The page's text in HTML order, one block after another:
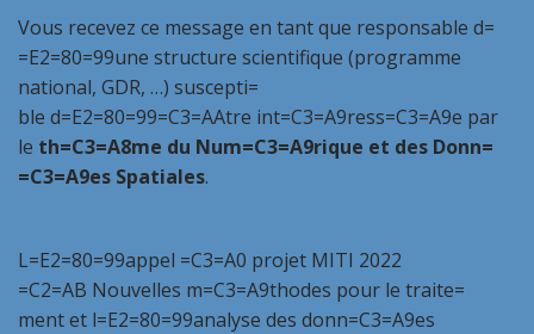
Vous recevez ce message en tant que responsable d=
=E2=80=99une structure scientifique (programme
national, GDR, …) suscepti=
ble d=E2=80=99=C3=AAtre int=C3=A9ress=C3=A9e par
le th=C3=A8me du Num=C3=A9rique et des Donn=
=C3=A9es Spatiales.
L=E2=80=99appel =C3=A0 projet MITI 2022
=C2=AB Nouvelles m=C3=A9thodes pour le traite=
ment et l=E2=80=99analyse des donn=C3=A9es